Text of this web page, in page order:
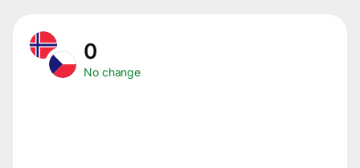
No change